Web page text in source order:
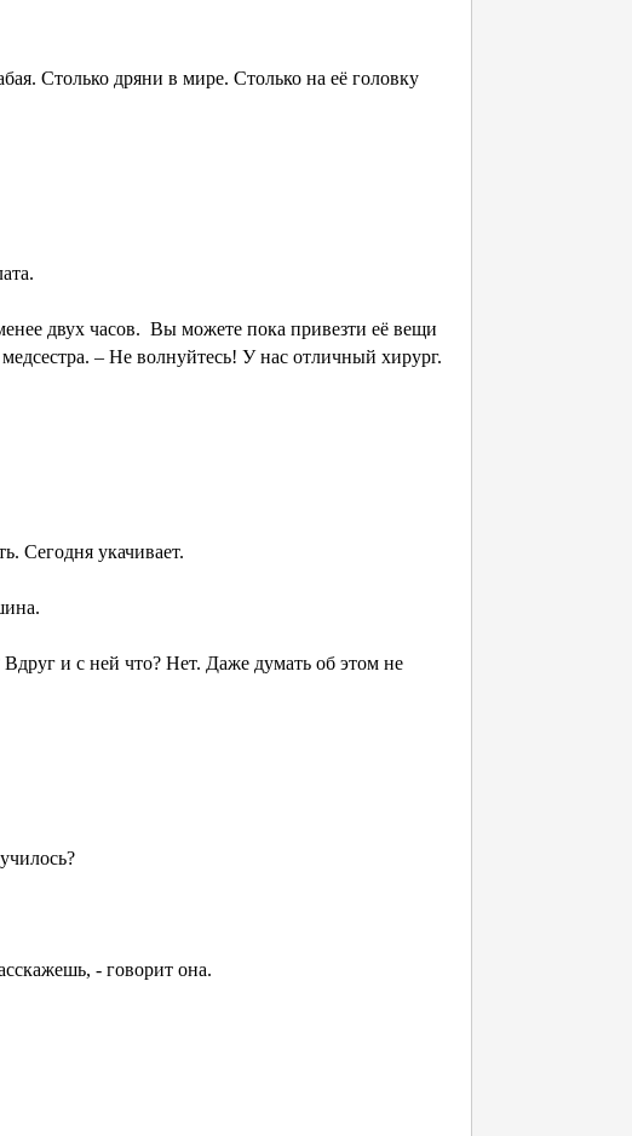
Столько дряни в мире. Столько на её головку
двух часов. Вы можете пока привезти её вещи
– Не волнуйтесь! У нас отличный хирург.
Сегодня укачивает.
и с ней что? Нет. Даже думать об этом не
- говорит она.